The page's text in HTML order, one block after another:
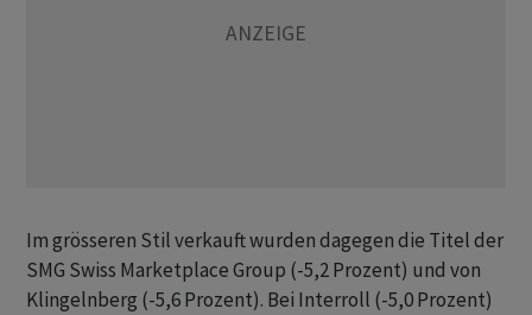
Im grösseren Stil verkauft wurden dagegen die Titel der
SMG Swiss Marketplace Group (-5,2 Prozent) und von
Klingelnberg (-5,6 Prozent). Bei Interroll (-5,0 Prozent)